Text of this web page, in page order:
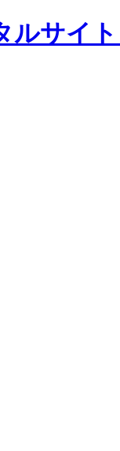
ルサイ